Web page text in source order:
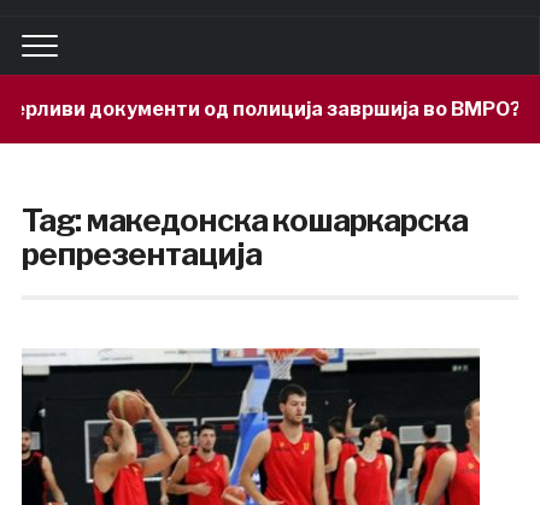
документи од полиција завршија во ВМРО?
Tag:македонска кошаркарска
репрезентација